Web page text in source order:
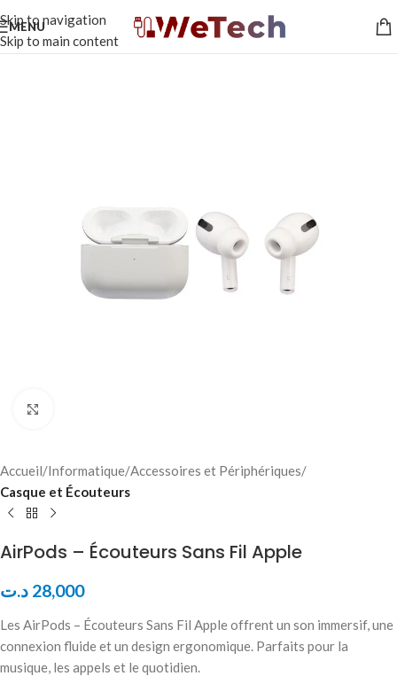
Skip to navigation
Skip to main content
MENU
Accueil Informatique Accessoires et Périphériques
Casque et Écouteurs
AirPods – Écouteurs Sans Fil Apple
28,000 د.ت
Les AirPods – Écouteurs Sans Fil Apple offrent un son immersif, une
connexion fluide et un design ergonomique. Parfaits pour la
musique, les appels et le quotidien.